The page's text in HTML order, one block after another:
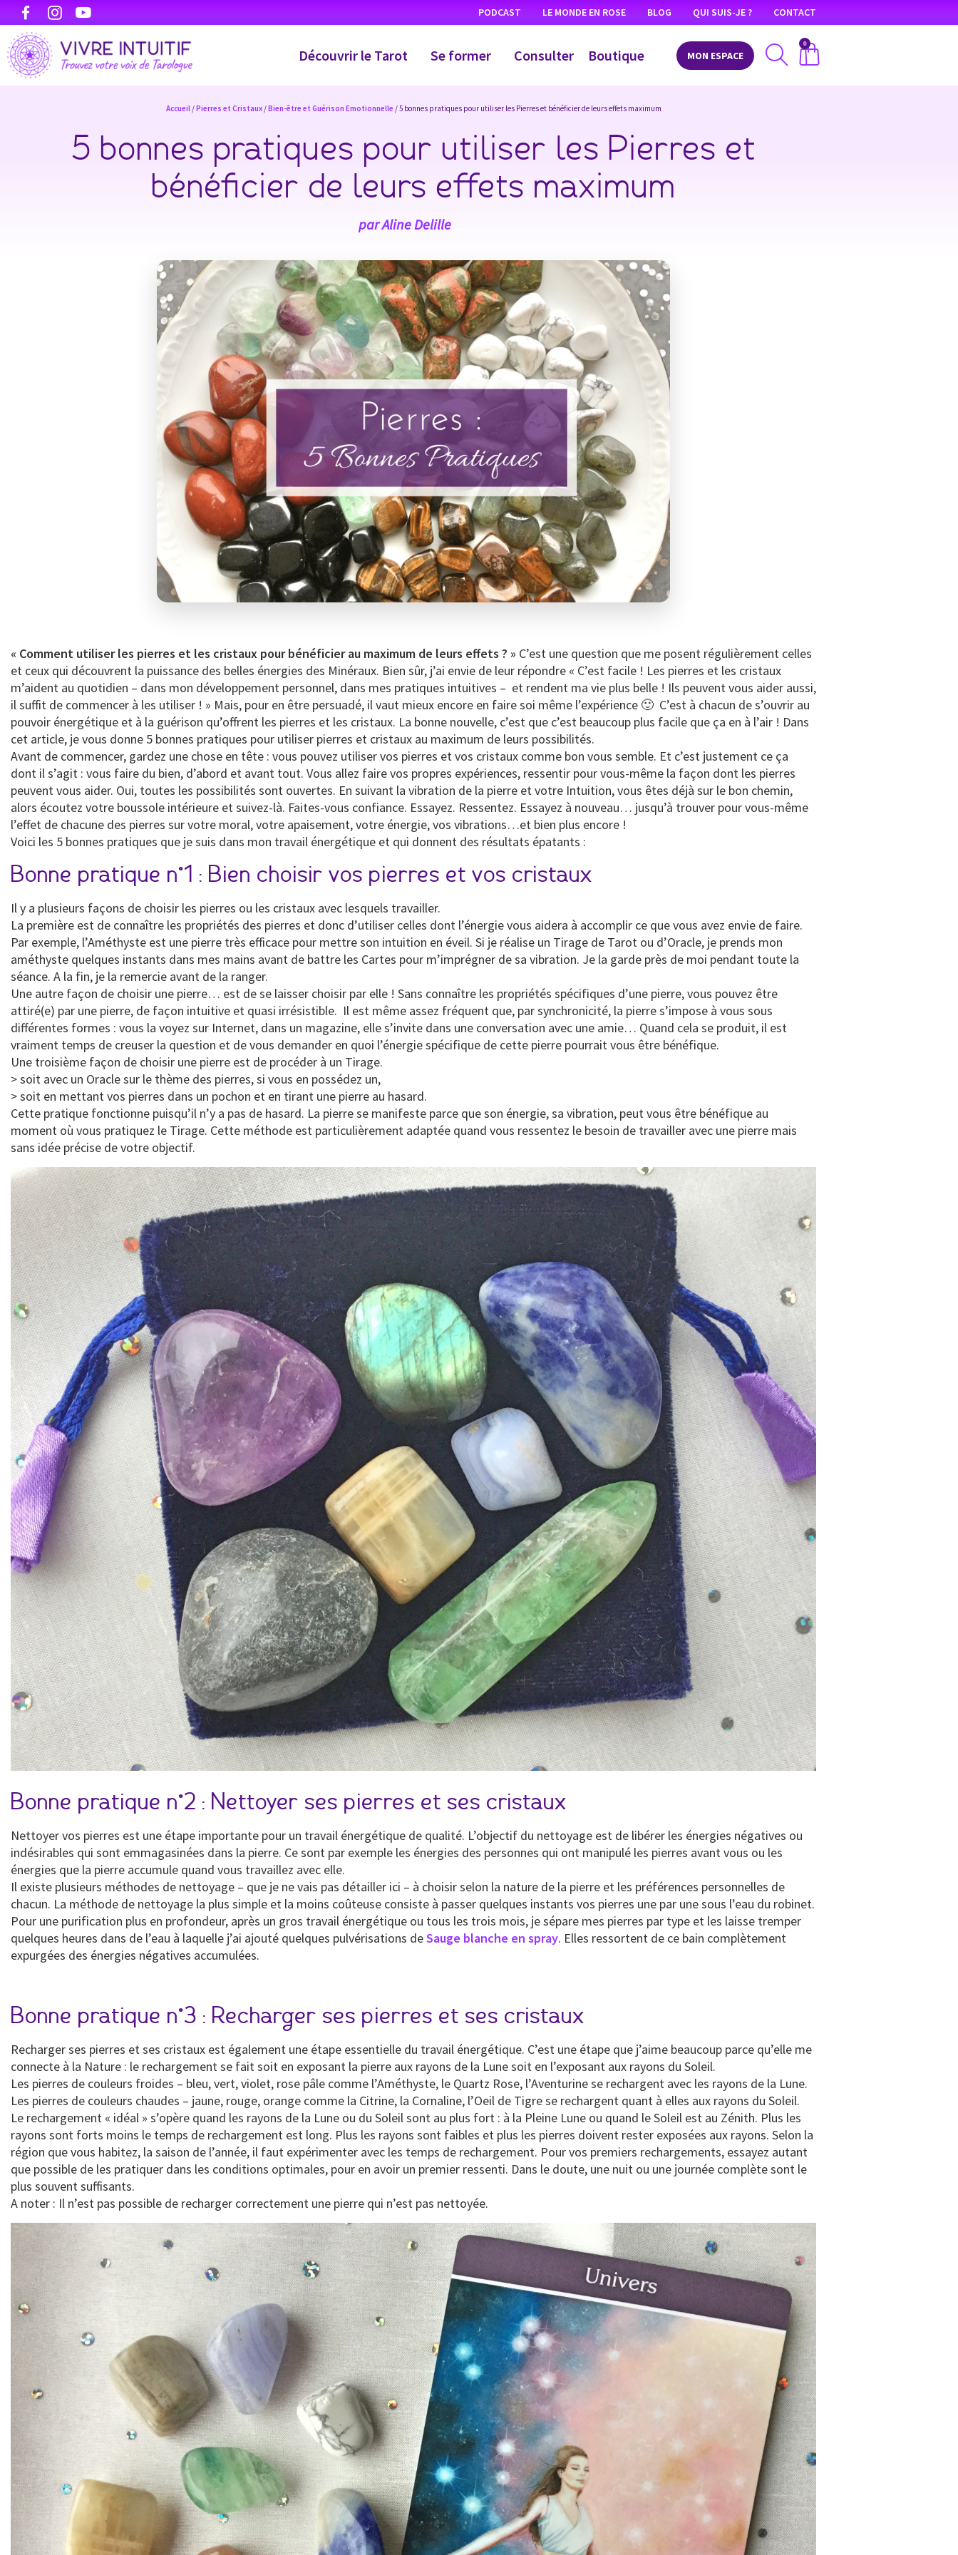
PODCAST LE MONDE EN ROSE BLOG QUI SUIS-JE ? CONTACT
Découvrir le Tarot Se former Consulter Boutique MON ESPACE
0
Accueil/Pierres et Cristaux/Bien-être et Guérison Emotionnelle / 5 bonnes pratiques pour utiliser les Pierres et bénéficier de leurs effets maximum
5 bonnes pratiques pour utiliser les Pierres et
bénéficier de leurs effets maximum
parAline Delille
« Comment utiliser les pierres et les cristaux pour bénéficier au maximum de leurs effets ? » C’est une question que me posent régulièrement celles
et ceux qui découvrent la puissance des belles énergies des Minéraux. Bien sûr, j’ai envie de leur répondre « C’est facile ! Les pierres et les cristaux
m’aident au quotidien – dans mon développement personnel, dans mes pratiques intuitives – et rendent ma vie plus belle ! Ils peuvent vous aider aussi,
il suffit de commencer à les utiliser ! » Mais, pour en être persuadé, il vaut mieux encore en faire soi même l’expérience 🙂 C’est à chacun de s’ouvrir au
pouvoir énergétique et à la guérison qu’offrent les pierres et les cristaux. La bonne nouvelle, c’est que c’est beaucoup plus facile que ça en à l’air ! Dans
cet article, je vous donne 5 bonnes pratiques pour utiliser pierres et cristaux au maximum de leurs possibilités.
Avant de commencer, gardez une chose en tête : vous pouvez utiliser vos pierres et vos cristaux comme bon vous semble. Et c’est justement ce ça
dont il s’agit : vous faire du bien, d’abord et avant tout. Vous allez faire vos propres expériences, ressentir pour vous-même la façon dont les pierres
peuvent vous aider. Oui, toutes les possibilités sont ouvertes. En suivant la vibration de la pierre et votre Intuition, vous êtes déjà sur le bon chemin,
alors écoutez votre boussole intérieure et suivez-là. Faites-vous confiance. Essayez. Ressentez. Essayez à nouveau… jusqu’à trouver pour vous-même
l’effet de chacune des pierres sur votre moral, votre apaisement, votre énergie, vos vibrations…et bien plus encore !
Voici les 5 bonnes pratiques que je suis dans mon travail énergétique et qui donnent des résultats épatants :
Bonne pratique n°1 : Bien choisir vos pierres et vos cristaux
Il y a plusieurs façons de choisir les pierres ou les cristaux avec lesquels travailler.
La première est de connaître les propriétés des pierres et donc d’utiliser celles dont l’énergie vous aidera à accomplir ce que vous avez envie de faire.
Par exemple, l’Améthyste est une pierre très efficace pour mettre son intuition en éveil. Si je réalise un Tirage de Tarot ou d’Oracle, je prends mon
améthyste quelques instants dans mes mains avant de battre les Cartes pour m’imprégner de sa vibration. Je la garde près de moi pendant toute la
séance. A la fin, je la remercie avant de la ranger.
Une autre façon de choisir une pierre… est de se laisser choisir par elle ! Sans connaître les propriétés spécifiques d’une pierre, vous pouvez être
attiré(e) par une pierre, de façon intuitive et quasi irrésistible. Il est même assez fréquent que, par synchronicité, la pierre s’impose à vous sous
différentes formes : vous la voyez sur Internet, dans un magazine, elle s’invite dans une conversation avec une amie… Quand cela se produit, il est
vraiment temps de creuser la question et de vous demander en quoi l’énergie spécifique de cette pierre pourrait vous être bénéfique.
Une troisième façon de choisir une pierre est de procéder à un Tirage.
> soit avec un Oracle sur le thème des pierres, si vous en possédez un,
> soit en mettant vos pierres dans un pochon et en tirant une pierre au hasard.
Cette pratique fonctionne puisqu’il n’y a pas de hasard. La pierre se manifeste parce que son énergie, sa vibration, peut vous être bénéfique au
moment où vous pratiquez le Tirage. Cette méthode est particulièrement adaptée quand vous ressentez le besoin de travailler avec une pierre mais
sans idée précise de votre objectif.
Bonne pratique n°2 : Nettoyer ses pierres et ses cristaux
Nettoyer vos pierres est une étape importante pour un travail énergétique de qualité. L’objectif du nettoyage est de libérer les énergies négatives ou
indésirables qui sont emmagasinées dans la pierre. Ce sont par exemple les énergies des personnes qui ont manipulé les pierres avant vous ou les
énergies que la pierre accumule quand vous travaillez avec elle.
Il existe plusieurs méthodes de nettoyage – que je ne vais pas détailler ici – à choisir selon la nature de la pierre et les préférences personnelles de
chacun. La méthode de nettoyage la plus simple et la moins coûteuse consiste à passer quelques instants vos pierres une par une sous l’eau du robinet.
Pour une purification plus en profondeur, après un gros travail énergétique ou tous les trois mois, je sépare mes pierres par type et les laisse tremper
quelques heures dans de l’eau à laquelle j’ai ajouté quelques pulvérisations deSauge blanche en spray. Elles ressortent de ce bain complètement
expurgées des énergies négatives accumulées.
Bonne pratique n°3 : Recharger ses pierres et ses cristaux
Recharger ses pierres et ses cristaux est également une étape essentielle du travail énergétique. C’est une étape que j’aime beaucoup parce qu’elle me
connecte à la Nature : le rechargement se fait soit en exposant la pierre aux rayons de la Lune soit en l’exposant aux rayons du Soleil.
Les pierres de couleurs froides – bleu, vert, violet, rose pâle comme l’Améthyste, le Quartz Rose, l’Aventurine se rechargent avec les rayons de la Lune.
Les pierres de couleurs chaudes – jaune, rouge, orange comme la Citrine, la Cornaline, l’Oeil de Tigre se rechargent quant à elles aux rayons du Soleil.
Le rechargement « idéal » s’opère quand les rayons de la Lune ou du Soleil sont au plus fort : à la Pleine Lune ou quand le Soleil est au Zénith. Plus les
rayons sont forts moins le temps de rechargement est long. Plus les rayons sont faibles et plus les pierres doivent rester exposées aux rayons. Selon la
région que vous habitez, la saison de l’année, il faut expérimenter avec les temps de rechargement. Pour vos premiers rechargements, essayez autant
que possible de les pratiquer dans les conditions optimales, pour en avoir un premier ressenti. Dans le doute, une nuit ou une journée complète sont le
plus souvent suffisants.
A noter : Il n’est pas possible de recharger correctement une pierre qui n’est pas nettoyée.